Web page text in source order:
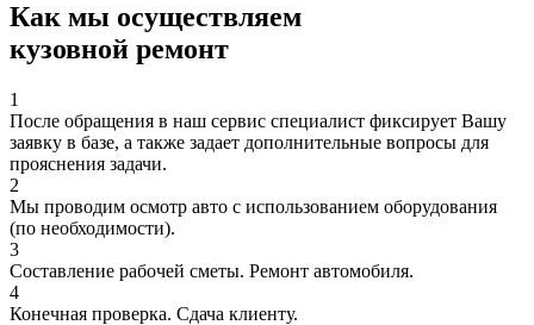
Как мы осуществляем
кузовной ремонт
1
После обращения в наш сервис специалист фиксирует Вашу
заявку в базе, а также задает дополнительные вопросы для
прояснения задачи.
2
Мы проводим осмотр авто с использованием оборудования
(по необходимости).
3
Составление рабочей сметы. Ремонт автомобиля.
4
Конечная проверка. Сдача клиенту.